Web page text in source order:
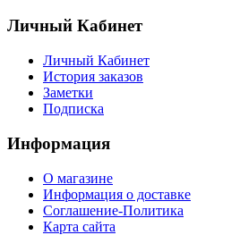
Личный Кабинет
Личный Кабинет
История заказов
Заметки
Подписка
Информация
О магазине
Информация о доставке
Соглашение-Политика
Карта сайта